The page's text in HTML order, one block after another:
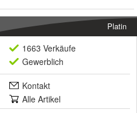
Platin
1663 Verkäufe
Gewerblich
Kontakt
Alle Artikel